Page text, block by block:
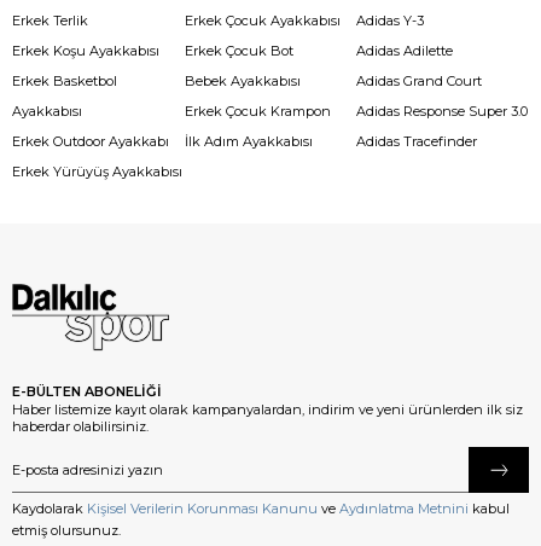
Erkek Terlik
Erkek Koşu Ayakkabısı
Erkek Basketbol
Ayakkabısı
Erkek Outdoor Ayakkabı
Erkek Yürüyüş Ayakkabısı
Erkek Çocuk Ayakkabısı
Erkek Çocuk Bot
Bebek Ayakkabısı
Erkek Çocuk Krampon
İlk Adım Ayakkabısı
Adidas Y-3
Adidas Adilette
Adidas Grand Court
Adidas Response Super 3.0
Adidas Tracefinder
E-BÜLTEN ABONELİĞİ
Haber listemize kayıt olarak kampanyalardan, indirim ve yeni ürünlerden ilk siz
haberdar olabilirsiniz.
Kaydolarak Kişisel Verilerin Korunması Kanunu ve Aydınlatma Metnini kabul
etmiş olursunuz.